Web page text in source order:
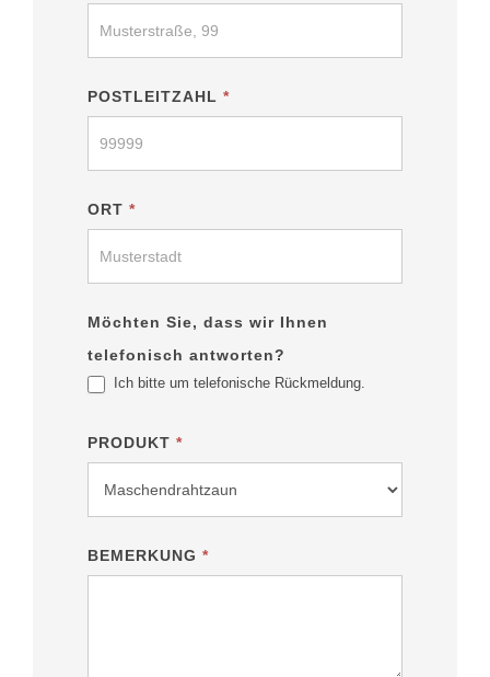
POSTLEITZAHL *
ORT *
Möchten Sie, dass wir Ihnen
telefonisch antworten?
Ich bitte um telefonische Rückmeldung.
PRODUKT *
BEMERKUNG *